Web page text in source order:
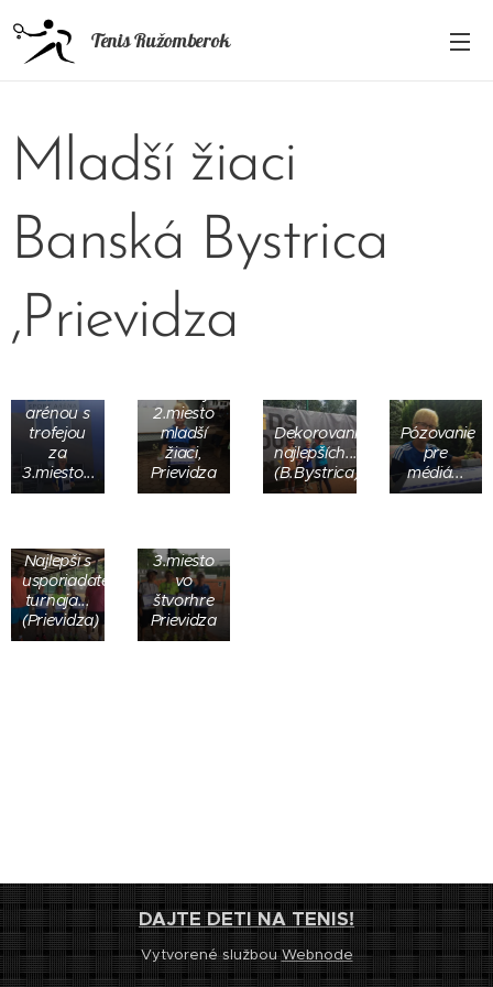
Tenis Ružomberok
Mladší žiaci
Banská Bystrica
,Prievidza
arénou s
trofejou
za
3.miesto...
2.miesto
mladší
žiaci,
Prievidza
Dekorovanie
najlepších...
(B.Bystrica)
Pózovanie
pre
médiá...
Najlepši s
usporiadateľmi
turnaja...
(Prievidza)
Matej
3.miesto
vo
štvorhre
Prievidza
DAJTE DETI NA TENIS!
Vytvorené službouWebnode